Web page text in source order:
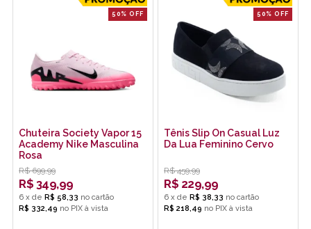
50% OFF
Chuteira Society Vapor 15
Academy Nike Masculina
Rosa
R$ 699,99
R$ 349,99
6 x de R$ 58,33
R$ 332,49 no PIX
50% OFF
Tênis Slip On Casual Luz
Da Lua Feminino Cervo
R$ 459,99
R$ 229,99
6 x de R$ 38,33
R$ 218,49 no PIX